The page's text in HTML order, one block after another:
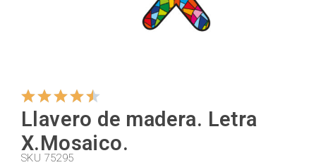
Colgadores
Cortadores
Llavero de madera. Letra
X.Mosaico.
SKU 75295